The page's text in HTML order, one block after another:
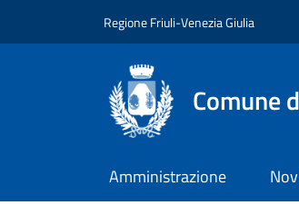
Regione Friuli-Venezia Giulia
Comune
Amministrazione